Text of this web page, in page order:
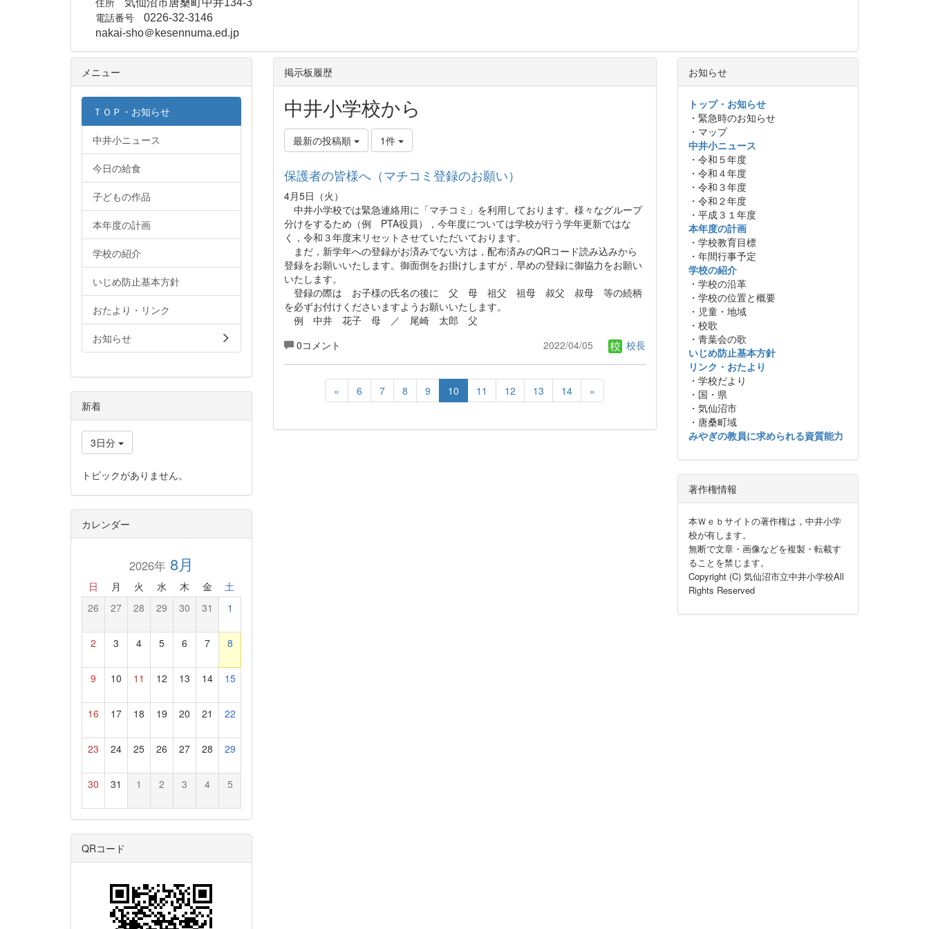
気仙沼市唐桑町中井134-3
電話番号 0226-32-3146
nakai-sho＠kesennuma.ed.jp
掲示板履歴
中井小学校から
最新の投稿順 1件
保護者の皆様へ（マチコミ登録のお願い）
4月5日（火）
中井小学校では緊急連絡用に「マチコミ」を利用しております。様々なグループ
分けをするため（例 PTA役員），今年度については学校が行う学年更新ではな
く，令和３年度末リセットさせていただいております。
まだ，新学年への登録がお済みでない方は，配布済みのQRコード読み込みから
登録をお願いいたします。御面倒をお掛けしますが，早めの登録に御協力をお願い
いたします。
登録の際は お子様の氏名の後に 父 母 祖父 祖母 叔父 叔母 等の続柄
を必ずお付けくださいますようお願いいたします。
例 中井 花子 母 ／ 尾崎 太郎 父
0コメント
2022/04/05 校長
« 6 7 8 9 10 11 12 13 14 »
メニュー
ＴＯＰ・お知らせ
中井小ニュース
今日の給食
子どもの作品
本年度の計画
学校の紹介
いじめ防止基本方針
おたより・リンク
お知らせ
新着
3日分
トピックがありません。
カレンダー
2026年8月
日 月 火 水 木 金 土
26 27 28 29 30 31 1
2 3 4 5 6 7 8
9 10 11 12 13 14 15
16 17 18 19 20 21 22
23 24 25 26 27 28 29
30 31 1 2 3 4 5
QRコード
お知らせ
トップ・お知らせ
・緊急時のお知らせ
・マップ
中井小ニュース
・令和５年度
・令和４年度
・令和３年度
・令和２年度
・平成３１年度
本年度の計画
・学校教育目標
・年間行事予定
学校の紹介
・学校の沿革
・学校の位置と概要
・児童・地域
・校歌
・青葉会の歌
いじめ防止基本方針
リンク・おたより
・学校だより
・国・県
・気仙沼市
・唐桑町域
みやぎの教員に求められる資質能力
著作権情報
本Ｗｅｂサイトの著作権は，中井小学
校が有します。
無断で文章・画像などを複製・転載す
ることを禁じます。
Copyright (C) 気仙沼市立中井小学校All
Rights Reserved